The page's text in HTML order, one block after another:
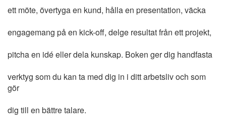
ett möte, övertyga en kund, hålla en presentation, väcka
engagemang på en kick-off, delge resultat från ett projekt,
pitcha en idé eller dela kunskap. Boken ger dig handfasta
verktyg som du kan ta med dig in i ditt arbetsliv och som
gör
dig till en bättre talare.